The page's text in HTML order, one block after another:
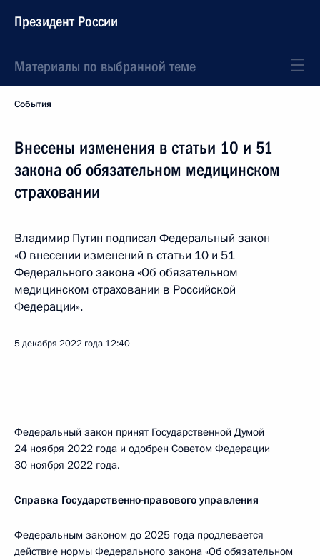
Президент России
Материалы по выбранной теме
События
Внесены изменения в статьи 10 и 51
закона об обязательном медицинском
страховании
Владимир Путин подписал Федеральный закон
«О внесении изменений в статьи 10 и 51
Федерального закона «Об обязательном
медицинском страховании в Российской
Федерации».
5 декабря 2022 года 12:40
Федеральный закон принят Государственной Думой
24 ноября 2022 года и одобрен Советом Федерации
30 ноября 2022 года.
Справка Государственно-правового управления
Федеральным законом до 2025 года продлевается
действие нормы Федерального закона «Об обязательном